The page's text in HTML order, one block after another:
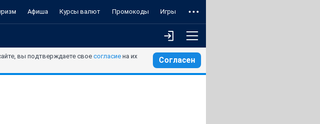
Афиша Курсы валют Промокоды Игры
вы подтверждаете свое согласие на их
Согласен